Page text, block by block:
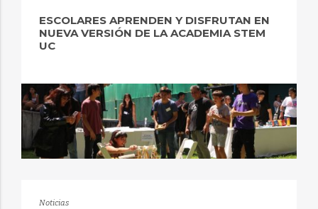
ESCOLARES APRENDEN Y DISFRUTAN EN
NUEVA VERSIÓN DE LA ACADEMIA STEM
UC
Noticias